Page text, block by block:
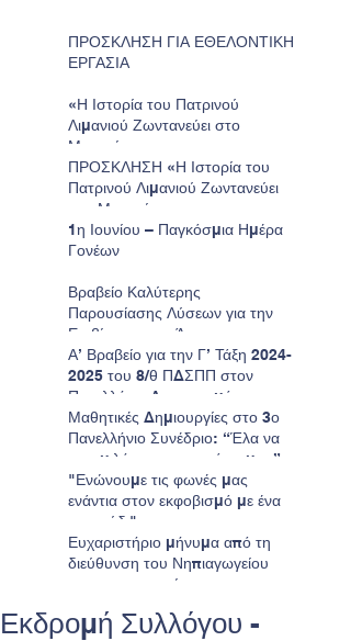
ΠΡΟΣΚΛΗΣΗ ΓΙΑ ΕΘΕΛΟΝΤΙΚΗ
ΕΡΓΑΣΙΑ
«Η Ιστορία του Πατρινού
Λιμανιού Ζωντανεύει στο
Μουσείο»
ΠΡΟΣΚΛΗΣΗ «Η Ιστορία του
Πατρινού Λιμανιού Ζωντανεύει
στο Μουσείο»
1η Ιουνίου – Παγκόσμια Ημέρα
Γονέων
Βραβείο Καλύτερης
Παρουσίασης Λύσεων για την
Επιβίωση στον Άρη για το
Νηπιαγωγείο μας.
Α’ Βραβείο για την Γ’ Τάξη 2024-
2025 του 8/θ ΠΔΣΠΠ στον
Πανελλήνιο Διαγωνισμό
Ζωγραφικής της Παιδικής
HELMEPA.
Μαθητικές Δημιουργίες στο 3ο
Πανελλήνιο Συνέδριο: “Έλα να
σου μιλήσω για τον τόπο μου”
"Ενώνουμε τις φωνές μας
ενάντια στον εκφοβισμό με ένα
τραγούδι"
Ευχαριστήριο μήνυμα από τη
διεύθυνση του Νηπιαγωγείου
προς τους γονείς
Εκδρομή Συλλόγου -